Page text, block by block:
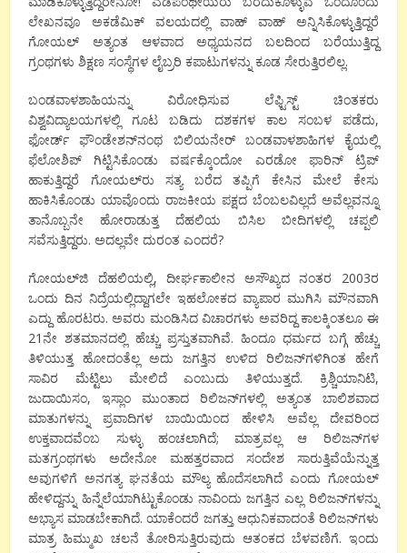
ಲೇಖನವೂ ಅಕಡೆಮಿಕ್ ವಲಯದಲ್ಲಿ ವಾಹ್ ವಾಹ್ ಅನ್ನಿಸಿಕೊಳ್ಳುತ್ತಿದ್ದರೆ
ಗೋಯಲ್ ಅತ್ಯಂತ ಆಳವಾದ ಅಧ್ಯಯನದ ಬಲದಿಂದ ಬರೆಯುತ್ತಿದ್ದ
ಗ್ರಂಥಗಳು ಶಿಕ್ಷಣ ಸಂಸ್ಥೆಗಳ ಲೈಬ್ರರಿ ಕಪಾಟುಗಳನ್ನು ಕೂಡ ಸೇರುತ್ತಿರಲಿಲ್ಲ.
ಬಂಡವಾಳಶಾಹಿಯನ್ನು ವಿರೋಧಿಸುವ ಲೆಫ್ಟಿಸ್ಟ್ ಚಿಂತಕರು
ವಿಶ್ವವಿದ್ಯಾಲಯಗಳಲ್ಲಿ ಗೂಟ ಬಡಿದು ದಶಕಗಳ ಕಾಲ ಸಂಬಳ ಪಡೆದು,
ಫೋರ್ಡ್ ಫೌಂಡೇಶನ್‍ನಂಥ ಬಿಲಿಯನೇರ್ ಬಂಡವಾಳಶಾಹಿಗಳ ಕೈಯಲ್ಲಿ
ಫೆಲೋಶಿಪ್ ಗಿಟ್ಟಿಸಿಕೊಂಡು ವರ್ಷಕ್ಕೊಂದೋ ಎರಡೋ ಫಾರಿನ್ ಟ್ರಿಪ್
ಹಾಕುತ್ತಿದ್ದರೆ ಗೋಯಲ್‍ರು ಸತ್ಯ ಬರೆದ ತಪ್ಪಿಗೆ ಕೇಸಿನ ಮೇಲೆ ಕೇಸು
ಹಾಕಿಸಿಕೊಂಡು ಯಾವೊಂದು ರಾಜಕೀಯ ಪಕ್ಷದ ಬೆಂಬಲವಿಲ್ಲದೆ ಅವೆಲ್ಲವನ್ನೂ
ತಾನೊಬ್ಬನೇ ಹೋರಾಡುತ್ತ ದೆಹಲಿಯ ಬಿಸಿಲ ಬೀದಿಗಳಲ್ಲಿ ಚಪ್ಪಲಿ
ಸವೆಸುತ್ತಿದ್ದರು. ಅದಲ್ಲವೇ ದುರಂತ ಎಂದರೆ?
ಗೋಯಲ್‍ಜಿ ದೆಹಲಿಯಲ್ಲಿ, ದೀರ್ಘಕಾಲೀನ ಅಸೌಖ್ಯದ ನಂತರ 2003ರ
ಒಂದು ದಿನ ನಿದ್ರೆಯಲ್ಲಿದ್ದಾಗಲೇ ಇಹಲೋಕದ ವ್ಯಾಪಾರ ಮುಗಿಸಿ ಮೌನವಾಗಿ
ಎದ್ದು ಹೊರಟರು. ಅವರು ಮಂಡಿಸಿದ ವಿಚಾರಗಳು ಅವರಿದ್ದ ಕಾಲಕ್ಕಿಂತಲೂ ಈ
21ನೇ ಶತಮಾನದಲ್ಲಿ ಹೆಚ್ಚು ಪ್ರಸ್ತುತವಾಗಿವೆ. ಹಿಂದೂ ಧರ್ಮದ ಬಗ್ಗೆ ಹೆಚ್ಚು
ತಿಳಿಯುತ್ತ ಹೋದಂತೆಲ್ಲ ಅದು ಜಗತ್ತಿನ ಉಳಿದ ರಿಲಿಜನ್‍ಗಳಿಗಿಂತ ಹೇಗೆ
ಸಾವಿರ ಮೆಟ್ಟಿಲು ಮೇಲಿದೆ ಎಂಬುದು ತಿಳಿಯುತ್ತದೆ. ಕ್ರಿಶ್ಚಿಯಾನಿಟಿ,
ಜುದಾಯಿಸಂ, ಇಸ್ಲಾಂ ಮುಂತಾದ ರಿಲಿಜನ್‍ಗಳಲ್ಲಿ ಅತ್ಯಂತ ಬಾಲಿಶವಾದ
ಮಾತುಗಳನ್ನು ಪ್ರವಾದಿಗಳ ಬಾಯಿಯಿಂದ ಹೇಳಿಸಿ ಅವೆಲ್ಲ ದೇವರಿಂದ
ಉಕ್ತವಾದವೆಂಬ ಸುಳ್ಳು ಹಂಚಲಾಗಿದೆ; ಮಾತ್ರವಲ್ಲ ಆ ರಿಲಿಜನ್‍ಗಳ
ಮತಗ್ರಂಥಗಳು ಅದೇನೋ ಮಹತ್ತರವಾದ ಸಂದೇಶ ಸಾರುತ್ತಿವೆಯೆನ್ನುತ್ತ
ಅವುಗಳಿಗೆ ಅನಗತ್ಯ ಘನತೆಯ ಮೌಲ್ಯ ಹೊದೆಸಲಾಗಿದೆ ಎಂದು ಗೋಯಲ್
ಹೇಳಿದ್ದನ್ನು ಹಿನ್ನೆಲೆಯಾಗಿಟ್ಟುಕೊಂಡು ನಾವಿಂದು ಜಗತ್ತಿನ ಎಲ್ಲ ರಿಲಿಜನ್‍ಗಳನ್ನು
ಅಭ್ಯಾಸ ಮಾಡಬೇಕಾಗಿದೆ. ಯಾಕೆಂದರೆ ಜಗತ್ತು ಆಧುನಿಕವಾದಂತೆ ರಿಲಿಜನ್‍ಗಳು
ಮಾತ್ರ ಹಿಮ್ಮುಖ ಚಲನೆ ತೋರಿಸುತ್ತಿರುವುದು ಆತಂಕದ ಬೆಳವಣಿಗೆ. ಇಂದು